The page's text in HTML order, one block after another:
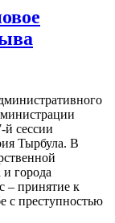
й сессии
Тырбула. В
города
– принятие к
с преступностью